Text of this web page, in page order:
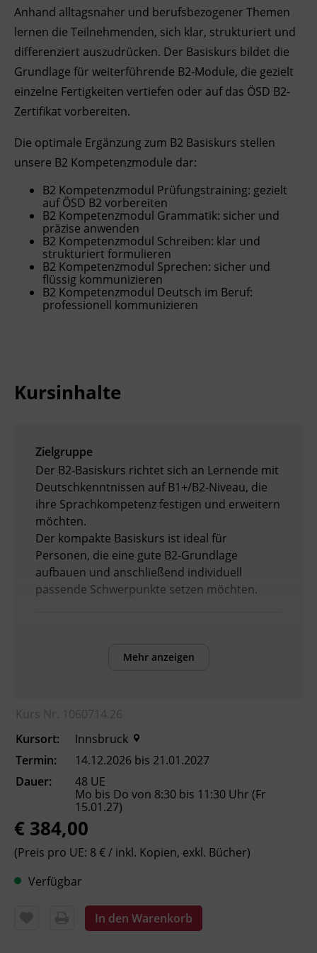
Ingenieurzertifizierung
Deutsch und Integration
Digitales Lernen
BFI Reutte
Anhand alltagsnaher und berufsbezogener Themen
lernen die Teilnehmenden, sich klar, strukturiert und
differenziert auszudrücken. Der Basiskurs bildet die
Grundlage für weiterführende B2-Module, die gezielt
einzelne Fertigkeiten vertiefen oder auf das ÖSD B2-
Zertifikat vorbereiten.
Die optimale Ergänzung zum B2 Basiskurs stellen
unsere B2 Kompetenzmodule dar:
B2 Kompetenzmodul Prüfungstraining: gezielt
auf ÖSD B2 vorbereiten
B2 Kompetenzmodul Grammatik: sicher und
präzise anwenden
B2 Kompetenzmodul Schreiben: klar und
strukturiert formulieren
B2 Kompetenzmodul Sprechen: sicher und
flüssig kommunizieren
B2 Kompetenzmodul Deutsch im Beruf:
professionell kommunizieren
Kursinhalte
Zielgruppe
Der B2-Basiskurs richtet sich an Lernende mit
Deutschkenntnissen auf B1+/B2-Niveau, die
ihre Sprachkompetenz festigen und erweitern
möchten.
Der kompakte Basiskurs ist ideal für
Personen, die eine gute B2-Grundlage
aufbauen und anschließend individuell
passende Schwerpunkte setzen möchten.
Das für Sie passende Kursniveau finden Sie
Verbesserung der sprachlichen Kompetenzen
sowie Erhöhung der Chancen am
Arbeitsmarkt
Kursformat
Präsenzunterricht
Leitung
Fachtrainer_in
Mehr anzeigen
Kurs Nr. 1060714.26
Kursort:
Innsbruck
Termin:
14.12.2026 bis 21.01.2027
Dauer:
48 UE
Mo bis Do von 8:30 bis 11:30 Uhr (Fr
15.01.27)
€ 384,00
(Preis pro UE: 8 € / inkl. Kopien, exkl. Bücher)
Verfügbar
In den Warenkorb